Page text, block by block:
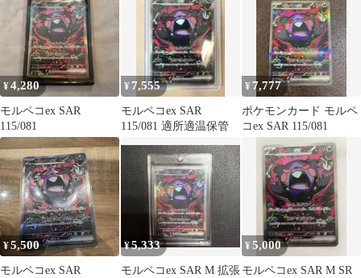
¥4,280
モルペコex SAR
115/081
¥ 7,555
モルペコex SAR
115/081 適所適温保管
¥ 7,777
ポケモンカード モルペ
コex SAR 115/081
¥5,500
モルペコex SAR
¥5,333
モルペコex SAR M 拡張
¥5,000
モルペコex SAR M SR